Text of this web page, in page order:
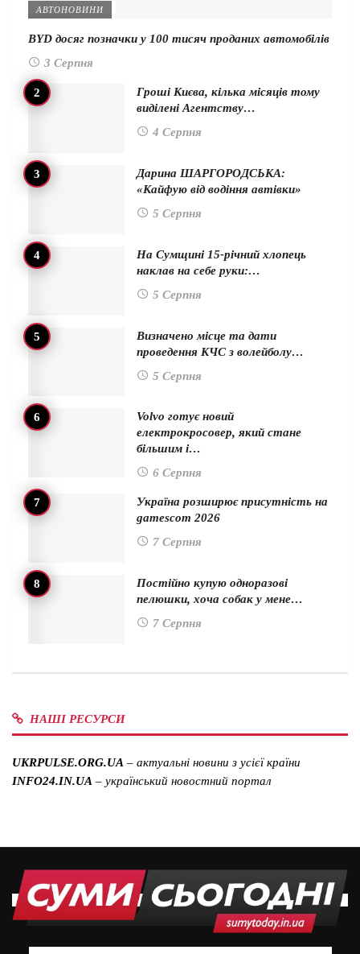
АВТОНОВИНИ
BYD досяг позначки у 100 тисяч проданих автомобілів
3 Серпня
Гроші Києва, кілька місяців тому
виділені Агентству…
4 Серпня
Дарина ШАРГОРОДСЬКА:
«Кайфую від водіння автівки»
5 Серпня
На Сумщині 15-річний хлопець
наклав на себе руки:…
5 Серпня
Визначено місце та дати
проведення КЧС з волейболу…
5 Серпня
Volvo готує новий
електрокросовер, який стане
більшим і…
6 Серпня
Україна розширює присутність на
gamescom 2026
7 Серпня
Постійно купую одноразові
пелюшки, хоча собак у мене…
7 Серпня
НАШІ РЕСУРСИ
UKRPULSE.ORG.UA – актуальні новини з усієї країни
INFO24.IN.UA – український новостний портал